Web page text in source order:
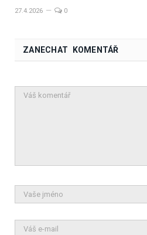
27.4.2026 0
ZANECHAT KOMENTÁŘ